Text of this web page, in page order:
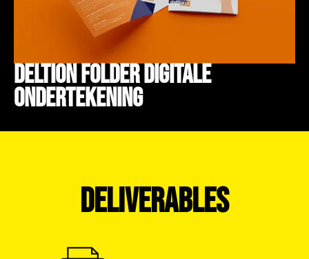
Deltion Folder Digitale
Ondertekening
DELIVERABLES